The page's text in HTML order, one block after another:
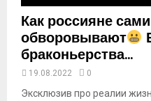
Как россияне
обворовывают
браконьерства...
19.08.2022 0
Эксклюзив про реалии